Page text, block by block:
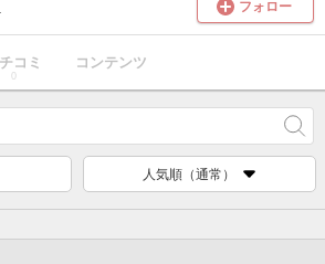
フォロー
コミ
0
コンテンツ
人気順（通常）